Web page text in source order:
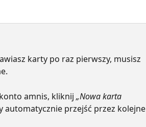
karty po raz pierwszy, musisz
amnis, kliknij „Nowa karta
automatycznie przejść przez kolejne